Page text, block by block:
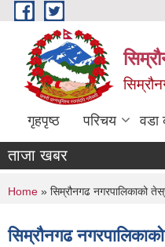
Skip to main content
गृहपृष्ठ परिचय वडा
ताजा खबर
You are here
Home » सिम्रौनगढ नगरपालिकाको
सिम्रौनगढ